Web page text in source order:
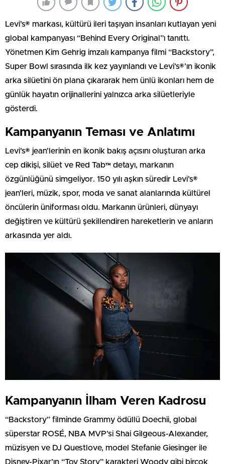
Levi’s® markası, kültürü ileri taşıyan insanları kutlayan yeni
global kampanyası “Behind Every Original”ı tanıttı.
Yönetmen Kim Gehrig imzalı kampanya filmi “Backstory”,
Super Bowl sırasında ilk kez yayınlandı ve Levi’s®’ın ikonik
arka silüetini ön plana çıkararak hem ünlü ikonları hem de
günlük hayatın orijinallerini yalnızca arka silüetleriyle
gösterdi.
Kampanyanın Teması ve Anlatımı
Levi’s® jean’lerinin en ikonik bakış açısını oluşturan arka
cep dikişi, silüet ve Red Tab™ detayı, markanın
özgünlüğünü simgeliyor. 150 yılı aşkın süredir Levi’s®
jean’leri, müzik, spor, moda ve sanat alanlarında kültürel
öncülerin üniforması oldu. Markanın ürünleri, dünyayı
değiştiren ve kültürü şekillendiren hareketlerin ve anların
arkasında yer aldı.
Kampanyanın İlham Veren Kadrosu
“Backstory” filminde Grammy ödüllü Doechii, global
süperstar ROSÉ, NBA MVP’si Shai Gilgeous-Alexander,
müzisyen ve DJ Questlove, model Stefanie Giesinger ile
Disney-Pixar’ın “Toy Story” karakteri Woody gibi birçok